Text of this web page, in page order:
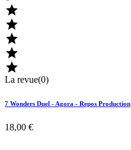





La revue(0)
7 Wonders Duel - Agora - Repos Production
18,00 €